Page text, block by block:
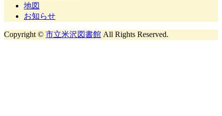
地図
お知らせ
Copyright © 市立米沢図書館 All Rights Reserved.